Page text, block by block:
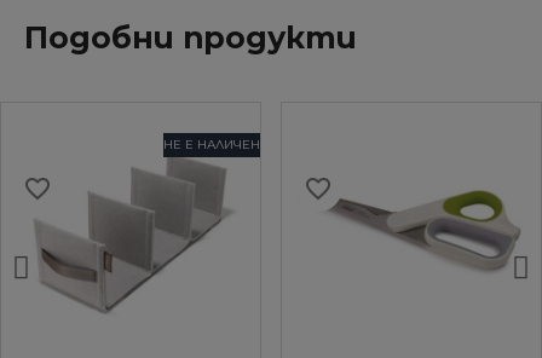
Подобни продукти
НЕ Е НАЛИЧЕН
favorite_border favorite_border